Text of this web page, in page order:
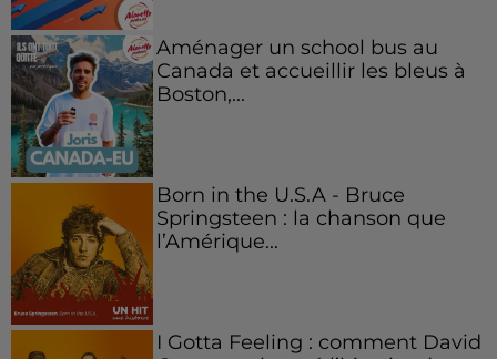
Aménager un school bus au
Canada et accueillir les bleus à
Boston,...
Born in the U.S.A - Bruce
Springsteen : la chanson que
l’Amérique...
I Gotta Feeling : comment David